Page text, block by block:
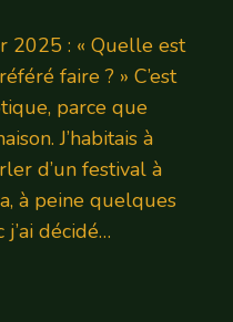
2025 : « Quelle est
faire ? » C’est
parce que
J’habitais à
d’un festival à
à peine quelques
décidé…